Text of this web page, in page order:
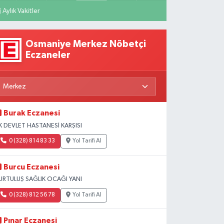
Aylık Vakitler
Osmaniye Merkez Nöbetçi
Eczaneler
Burak Eczanesi
DEVLET HASTANESİ KARŞISI
0 (328) 814 83 33 Yol Tarifi Al
Burcu Eczanesi
SAĞLIK OCAĞI YANI
0 (328) 812 56 78 Yol Tarifi Al
Pınar Eczanesi